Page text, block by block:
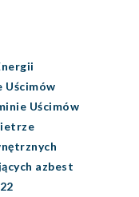
Uścimów
Uścimów
azbest